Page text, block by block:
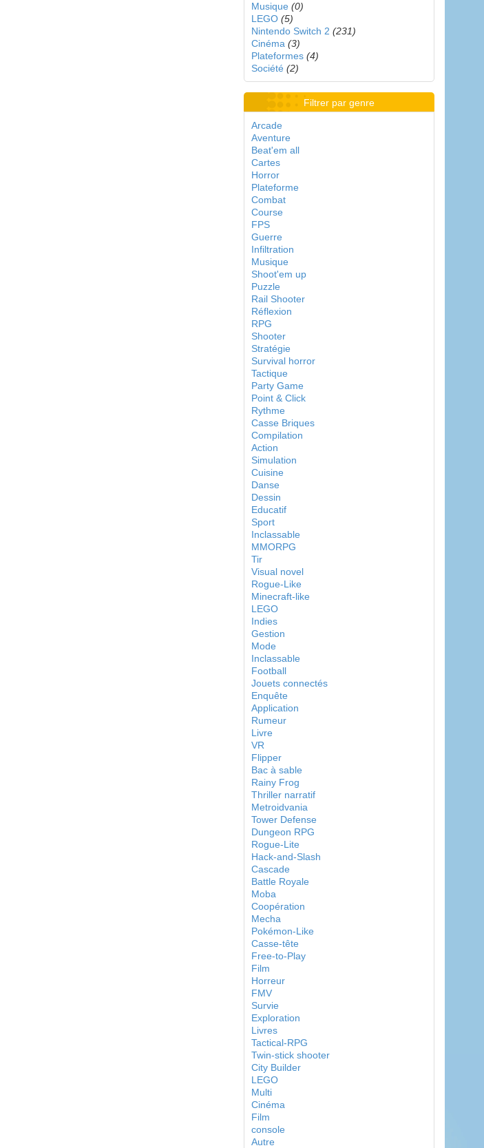
Musique (0)
LEGO (5)
Nintendo Switch 2 (231)
Cinéma (3)
Plateformes (4)
Société (2)
Filtrer par genre
Arcade
Aventure
Beat'em all
Cartes
Horror
Plateforme
Combat
Course
FPS
Guerre
Infiltration
Musique
Shoot'em up
Puzzle
Rail Shooter
Réflexion
RPG
Shooter
Stratégie
Survival horror
Tactique
Party Game
Point & Click
Rythme
Casse Briques
Compilation
Action
Simulation
Cuisine
Danse
Dessin
Educatif
Sport
Inclassable
MMORPG
Tir
Visual novel
Rogue-Like
Minecraft-like
LEGO
Indies
Gestion
Mode
Inclassable
Football
Jouets connectés
Enquête
Application
Rumeur
Livre
VR
Flipper
Bac à sable
Rainy Frog
Thriller narratif
Metroidvania
Tower Defense
Dungeon RPG
Rogue-Lite
Hack-and-Slash
Cascade
Battle Royale
Moba
Coopération
Mecha
Pokémon-Like
Casse-tête
Free-to-Play
Film
Horreur
FMV
Survie
Exploration
Livres
Tactical-RPG
Twin-stick shooter
City Builder
LEGO
Multi
Cinéma
Film
console
Autre